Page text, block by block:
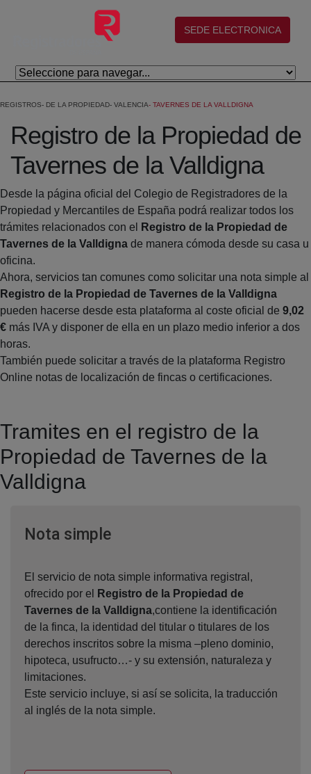
Skip to Main Content
(abre en nueva ventana)
SEDE ELECTRONICA
REGISTROS DE LA PROPIEDAD VALENCIA TAVERNES DE LA VALLDIGNA
Registro de la Propiedad de
Tavernes de la Valldigna
Desde la página oficial del Colegio de Registradores de la
Propiedad y Mercantiles de España podrá realizar todos los
trámites relacionados con el
Registro de la Propiedad de
Tavernes de la Valldigna de manera cómoda desde su casa u
oficina.
Ahora, servicios tan comunes como solicitar una nota simple al
Registro de la Propiedad de Tavernes de la Valldigna
pueden hacerse desde esta plataforma al coste oficial de 9,02
€ más IVA y disponer de ella en un plazo medio inferior a dos
horas.
También puede solicitar a través de la plataforma Registro
Online notas de localización de fincas o certificaciones.
Tramites en el registro de la
Propiedad de Tavernes de la
Valldigna
Nota simpleVentana nueva
El servicio de nota simple informativa registral,
ofrecido por el
Registro de la Propiedad de
Tavernes de la Valldigna,contiene la identificación
de la finca, la identidad del titular o titulares de los
derechos inscritos sobre la misma –pleno dominio,
hipoteca, usufructo…- y su extensión, naturaleza y
limitaciones.
Este servicio incluye, si así se solicita, la traducción
al inglés de la nota simple.